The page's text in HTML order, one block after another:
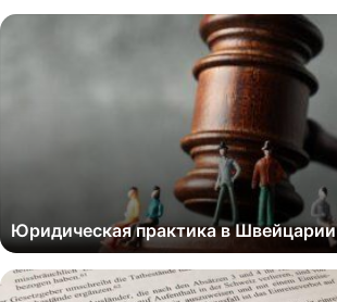
Юридическая практика в Швейцарии